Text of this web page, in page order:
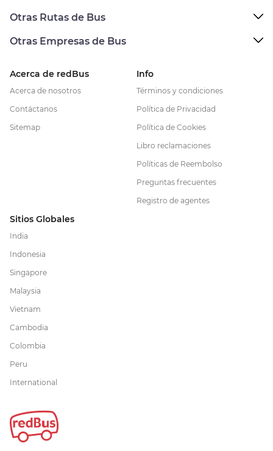
Otras Rutas de Bus
Otras Empresas de Bus
Acerca de redBus
Acerca de nosotros
Contáctanos
Sitemap
Info
Términos y condiciones
Política de Privacidad
Política de Cookies
Libro reclamaciones
Políticas de Reembolso
Preguntas frecuentes
Registro de agentes
Sitios Globales
India
Indonesia
Singapore
Malaysia
Vietnam
Cambodia
Colombia
Peru
International